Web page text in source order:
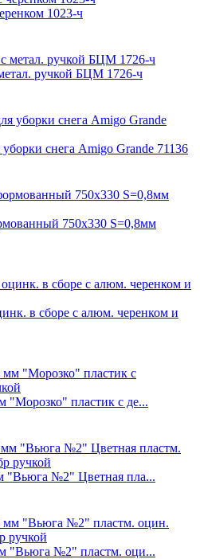
1023-ч
ручкой БЦМ 1726-ч
снега Amigo Grande 71136
750х330 S=0,8мм
в сборе с алюм. черенком и
"Морозко" пластик с де...
"Вьюга №2" Цветная пла...
"Вьюга №2" пластм. оци...